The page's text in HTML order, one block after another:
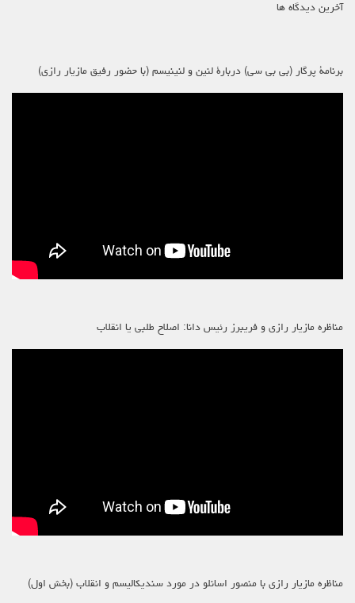
آخرین دیدگاه ها
برنامۀ پرگار (بی بی سی) دربارۀ لنین و لنینیسم (با حضور رفیق مازیار رازی)
مناظره مازیار رازی و فریبرز رئیس دانا: اصلاح طلبی یا انقلاب
مناظره مازیار رازی با منصور اسانلو در مورد سندیکالیسم و انقلاب (بخش اول)